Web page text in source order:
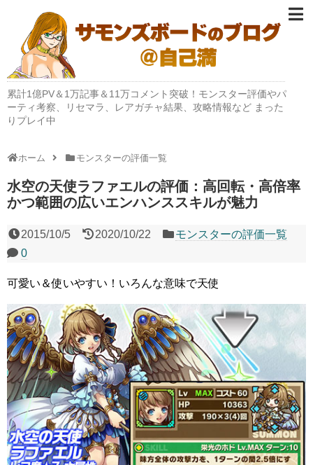
累計1億PV＆1万記事＆11万コメント突破！モンスター評価やパ
ーティ考察、リセマラ、レアガチャ結果、攻略情報など まった
りプレイ中
ホーム モンスターの評価一覧
水空の天使ラファエルの評価：高回転・高倍率
かつ範囲の広いエンハンススキルが魅力
2015/10/5 2020/10/22
モンスターの評価一覧
0
可愛い＆使いやすい！いろんな意味で天使